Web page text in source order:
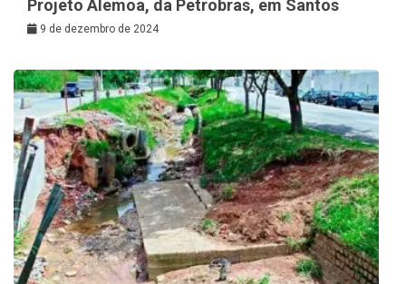
Projeto Alemoa, da Petrobras, em Santos
9 de dezembro de 2024